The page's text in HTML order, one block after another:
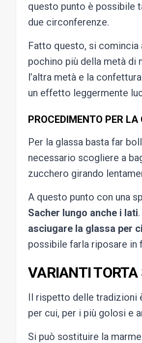
questo punto è possibile
due circonferenze.
Fatto questo, si comincia
pochino più della metà di
l’altra metà e la
un effetto leggermente
PROCEDIMENTO PER
Per la glassa basta far
necessario scogliere a
zucchero girando
A questo punto con una
Sacher lungo anche i lati
asciugare la glassa per
possibile farla riposare in
VARIANTI TORTA
Il rispetto delle tradizioni
per cui, per i più golosi e
Si può sostituire la